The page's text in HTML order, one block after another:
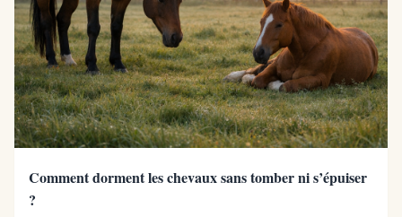
Comment dorment les chevaux sans tomber ni s’épuiser
?